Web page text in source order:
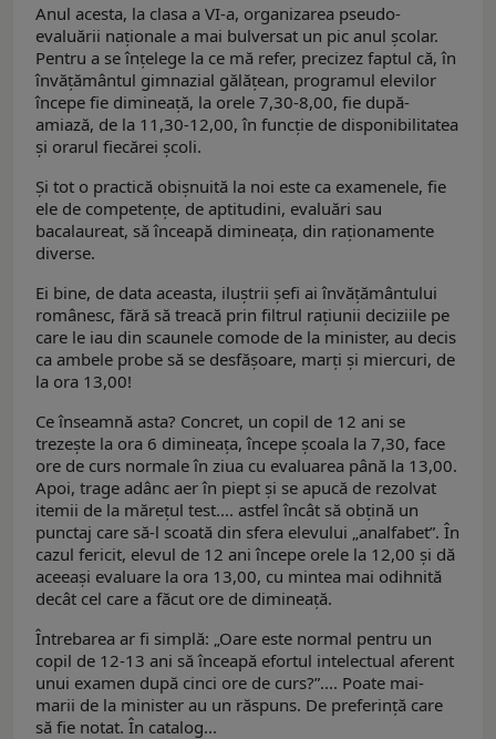
Anul acesta, la clasa a VI-a, organizarea pseudo-
evaluării naționale a mai bulversat un pic anul școlar.
Pentru a se înțelege la ce mă refer, precizez faptul că, în
învățământul gimnazial gălățean, programul elevilor
începe fie dimineață, la orele 7,30-8,00, fie după-
amiază, de la 11,30-12,00, în funcție de disponibilitatea
și orarul fiecărei școli.
Și tot o practică obișnuită la noi este ca examenele, fie
ele de competențe, de aptitudini, evaluări sau
bacalaureat, să înceapă dimineața, din raționamente
diverse.
Ei bine, de data aceasta, iluștrii șefi ai învățământului
românesc, fără să treacă prin filtrul rațiunii deciziile pe
care le iau din scaunele comode de la minister, au decis
ca ambele probe să se desfășoare, marți și miercuri, de
la ora 13,00!
Ce înseamnă asta? Concret, un copil de 12 ani se
trezește la ora 6 dimineața, începe școala la 7,30, face
ore de curs normale în ziua cu evaluarea până la 13,00.
Apoi, trage adânc aer în piept și se apucă de rezolvat
itemii de la mărețul test.... astfel încât să obțină un
punctaj care să-l scoată din sfera elevului „analfabet”. În
cazul fericit, elevul de 12 ani începe orele la 12,00 și dă
aceeași evaluare la ora 13,00, cu mintea mai odihnită
decât cel care a făcut ore de dimineață.
Întrebarea ar fi simplă: „Oare este normal pentru un
copil de 12-13 ani să înceapă efortul intelectual aferent
unui examen după cinci ore de curs?”.... Poate mai-
marii de la minister au un răspuns. De preferință care
să fie notat. În catalog...